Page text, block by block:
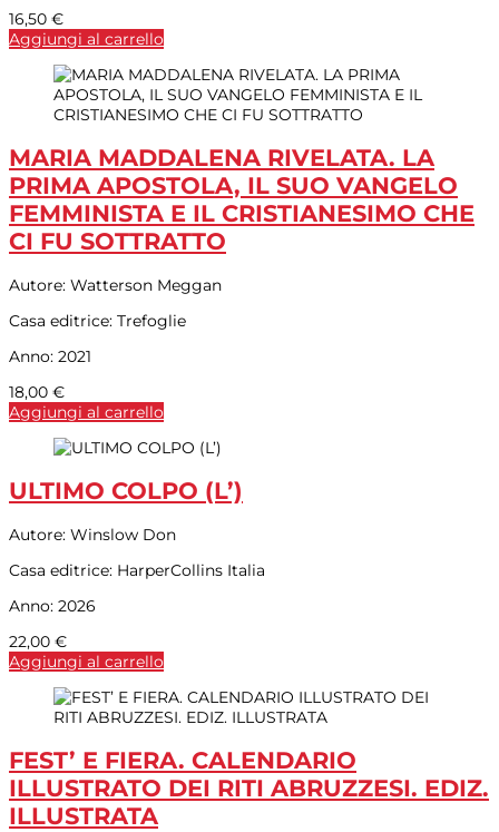
16,50 €
Aggiungi al carrello
MARIA MADDALENA RIVELATA. LA
PRIMA APOSTOLA, IL SUO VANGELO
FEMMINISTA E IL CRISTIANESIMO CHE
CI FU SOTTRATTO
Autore: Watterson Meggan
Casa editrice: Trefoglie
Anno: 2021
18,00 €
Aggiungi al carrello
ULTIMO COLPO (L’)
Autore: Winslow Don
Casa editrice: HarperCollins Italia
Anno: 2026
22,00 €
Aggiungi al carrello
FEST’ E FIERA. CALENDARIO
ILLUSTRATO DEI RITI ABRUZZESI. EDIZ.
ILLUSTRATA